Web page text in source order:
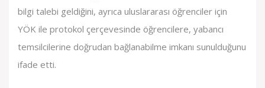
bilgi talebi geldiğini, ayrıca uluslararası öğrenciler için
YÖK ile protokol çerçevesinde öğrencilere, yabancı
temsilcilerine doğrudan bağlanabilme imkanı sunulduğunu
ifade etti.